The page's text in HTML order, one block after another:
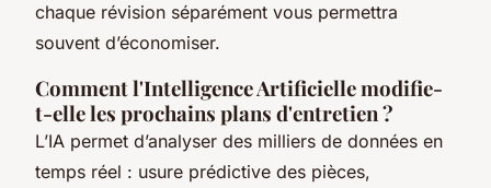
chaque révision séparément vous permettra
souvent d’économiser.
Comment l'Intelligence Artificielle modifie-
t-elle les prochains plans d'entretien ?
L’IA permet d’analyser des milliers de données en
temps réel : usure prédictive des pièces,